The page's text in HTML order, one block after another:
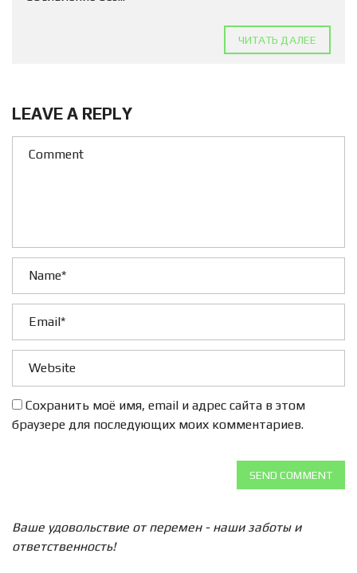
ЧИТАТЬ ДАЛЕЕ
LEAVE A REPLY
Сохранить моё имя, email и адрес сайта в этом
браузере для последующих моих комментариев.
SEND COMMENT
Ваше удовольствие от перемен - наши заботы и
ответственность!